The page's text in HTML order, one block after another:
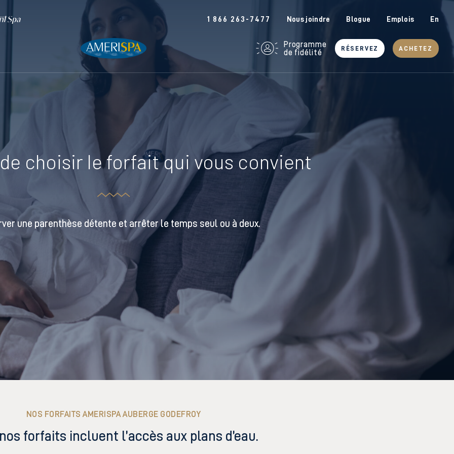
1 866 263-7477 Nous joindre Blogue Emplois En
Programme
de fidélité
RÉSERVEZ ACHETEZ
choisir le forfait qui vous convient
une parenthèse détente et arrêter le temps seul ou à deux.
NOS FORFAITS AMERISPA AUBERGE GODEFROY
forfaits incluent l’accès aux plans d’eau.